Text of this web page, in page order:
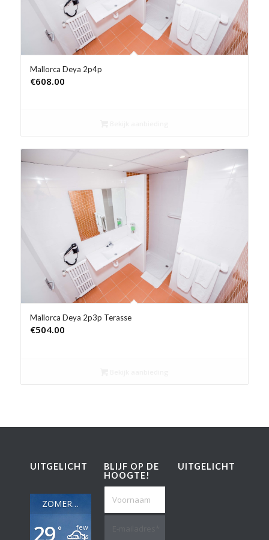
Mallorca Deya 2p4p
€608.00
Mallorca Deya 2p3p Terasse
€504.00
UITGELICHT
ZOMERWEER IN MADRID
29 °
few
clouds
BLIJF OP DE
HOOGTE!
UITGELICHT